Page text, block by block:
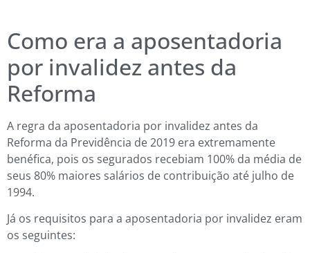
Como era a aposentadoria
por invalidez antes da
Reforma
A regra da aposentadoria por invalidez antes da
Reforma da Previdência de 2019 era extremamente
benéfica, pois os segurados recebiam 100% da média de
seus 80% maiores salários de contribuição até julho de
1994.
Já os requisitos para a aposentadoria por invalidez eram
os seguintes: